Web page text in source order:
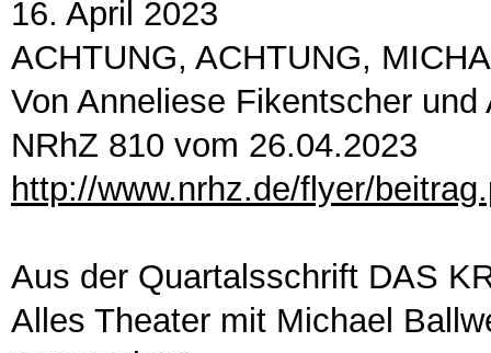
16. April 2023
ACHTUNG, ACHTUNG,
Von Anneliese Fikentscher und
NRhZ 810 vom 26.04.2023
http://www.nrhz.de/flyer/
Aus der Quartalsschrift DAS
Alles Theater mit Michael